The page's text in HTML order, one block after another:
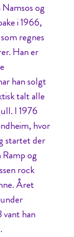
og
i 1966,
regnes
Han er
han solgt
talt alle
I 1976
hvor
startet der
og
rock
Året
vant han